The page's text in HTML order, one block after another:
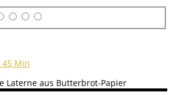
45 Min